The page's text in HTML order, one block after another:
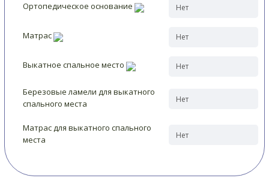
Ортопедическое основание
Матрас
Выкатное спальное место
Березовые ламели для выкатного
спального места
Матрас для выкатного спального
места